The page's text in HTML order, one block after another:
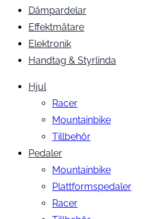
Dämpardelar
Effektmätare
Elektronik
Handtag & Styrlinda
Hjul
Racer
Mountainbike
Tillbehör
Pedaler
Mountainbike
Plattformspedaler
Racer